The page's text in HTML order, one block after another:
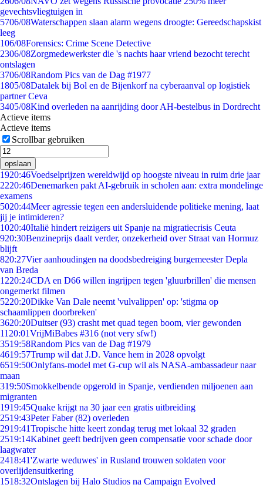
gevechtsvliegtuigen in
5706/08Waterschappen slaan alarm wegens droogte: Gereedschapskist
leeg
106/08Forensics: Crime Scene Detective
2306/08Zorgmedewerkster die 's nachts haar vriend bezocht terecht
ontslagen
3706/08Random Pics van de Dag #1977
1805/08Datalek bij Bol en de Bijenkorf na cyberaanval op logistiek
partner Ceva
3405/08Kind overleden na aanrijding door AH-bestelbus in Dordrecht
Actieve items
Actieve items
Scrollbar gebruiken
opslaan
1920:46Voedselprijzen wereldwijd op hoogste niveau in ruim drie jaar
2220:46Denemarken pakt AI-gebruik in scholen aan: extra mondelinge
examens
5020:44Meer agressie tegen een andersluidende politieke mening, laat
jij je intimideren?
1020:40Italië hindert reizigers uit Spanje na migratiecrisis Ceuta
920:30Benzineprijs daalt verder, onzekerheid over Straat van Hormuz
blijft
820:27Vier aanhoudingen na doodsbedreiging burgemeester Depla
van Breda
1220:24CDA en D66 willen ingrijpen tegen 'gluurbrillen' die mensen
ongemerkt filmen
5220:20Dikke Van Dale neemt 'vulvalippen' op: 'stigma op
schaamlippen doorbreken'
3620:20Duitser (93) crasht met quad tegen boom, vier gewonden
11 20:01VrijMiBabes #316 (not very sfw!)
3519:58Random Pics van de Dag #1979
4619:57Trump wil dat J.D. Vance hem in 2028 opvolgt
6519:50Onlyfans-model met G-cup wil als NASA-ambassadeur naar
maan
319:50Smokkelbende opgerold in Spanje, verdienden miljoenen aan
migranten
1919:45Quake krijgt na 30 jaar een gratis uitbreiding
2519:43Peter Faber (82) overleden
2919:41Tropische hitte keert zondag terug met lokaal 32 graden
2519:14Kabinet geeft bedrijven geen compensatie voor schade door
laagwater
2418:41'Zwarte weduwes' in Rusland trouwen soldaten voor
overlijdensuitkering
1518:32Ontslagen bij Halo Studios na Campaign Evolved